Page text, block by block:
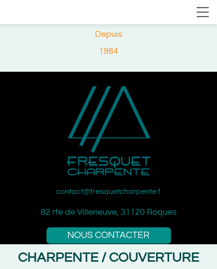
Depuis
1984
contact@fresquetcharpente.fr
82 rte de Villeneuve, 31120 Roques
NOUS CONTACTER
CHARPENTE / COUVERTURE